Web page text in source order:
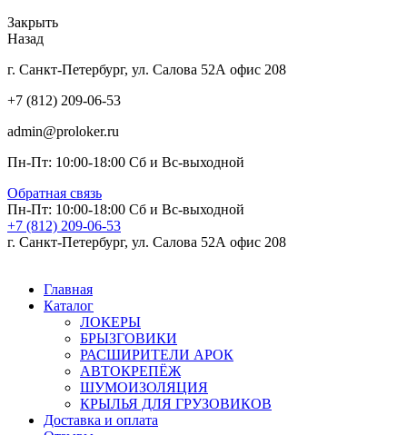
Закрыть
Назад
г. Санкт-Петербург, ул. Салова 52А офис 208
+7 (812) 209-06-53
admin@proloker.ru
Пн-Пт: 10:00-18:00 Сб и Вс-выходной
Обратная связь
Пн-Пт: 10:00-18:00 Сб и Вс-выходной
+7 (812) 209-06-53
г. Санкт-Петербург, ул. Салова 52А офис 208
Главная
Каталог
ЛОКЕРЫ
БРЫЗГОВИКИ
РАСШИРИТЕЛИ АРОК
АВТОКРЕПЁЖ
ШУМОИЗОЛЯЦИЯ
КРЫЛЬЯ ДЛЯ ГРУЗОВИКОВ
Доставка и оплата